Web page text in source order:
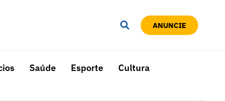
ANUNCIE
Saúde Esporte Cultura